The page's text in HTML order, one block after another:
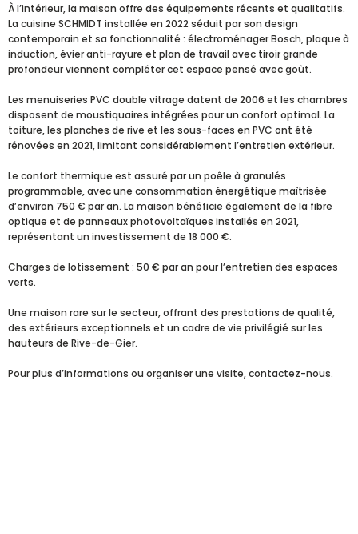
À l’intérieur, la maison offre des équipements récents et qualitatifs.
La cuisine SCHMIDT installée en 2022 séduit par son design
contemporain et sa fonctionnalité : électroménager Bosch, plaque à
induction, évier anti-rayure et plan de travail avec tiroir grande
profondeur viennent compléter cet espace pensé avec goût.
Les menuiseries PVC double vitrage datent de 2006 et les chambres
disposent de moustiquaires intégrées pour un confort optimal. La
toiture, les planches de rive et les sous-faces en PVC ont été
rénovées en 2021, limitant considérablement l’entretien extérieur.
Le confort thermique est assuré par un poêle à granulés
programmable, avec une consommation énergétique maîtrisée
d’environ 750 € par an. La maison bénéficie également de la fibre
optique et de panneaux photovoltaïques installés en 2021,
représentant un investissement de 18 000 €.
Charges de lotissement : 50 € par an pour l’entretien des espaces
verts.
Une maison rare sur le secteur, offrant des prestations de qualité,
des extérieurs exceptionnels et un cadre de vie privilégié sur les
hauteurs de Rive-de-Gier.
Pour plus d’informations ou organiser une visite, contactez-nous.